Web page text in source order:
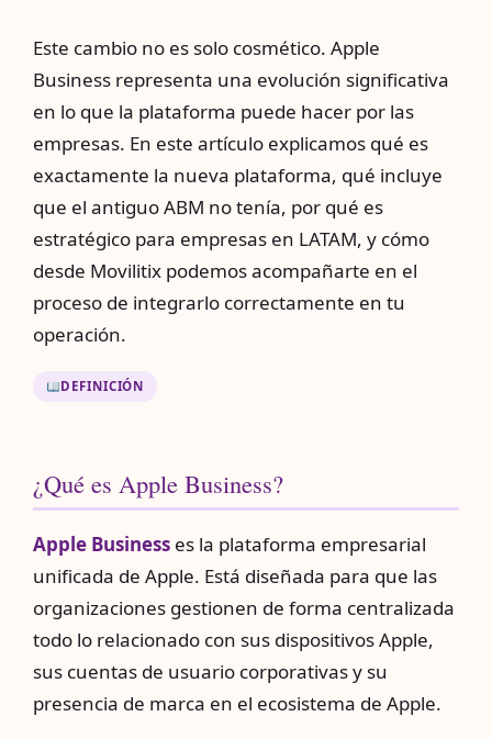
Este cambio no es solo cosmético. Apple
Business representa una evolución significativa
en lo que la plataforma puede hacer por las
empresas. En este artículo explicamos qué es
exactamente la nueva plataforma, qué incluye
que el antiguo ABM no tenía, por qué es
estratégico para empresas en LATAM, y cómo
desde Movilitix podemos acompañarte en el
proceso de integrarlo correctamente en tu
operación.
DEFINICIÓN
¿Qué es Apple Business?
Apple Business es la plataforma empresarial
unificada de Apple. Está diseñada para que las
organizaciones gestionen de forma centralizada
todo lo relacionado con sus dispositivos Apple,
sus cuentas de usuario corporativas y su
presencia de marca en el ecosistema de Apple.